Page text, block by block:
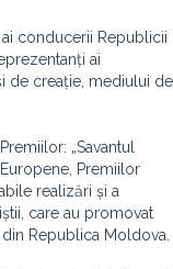
conducerii Republicii
ai
de creație, mediului de
„Savantul
Premiilor
realizări și a
care au promovat
Republica Moldova.